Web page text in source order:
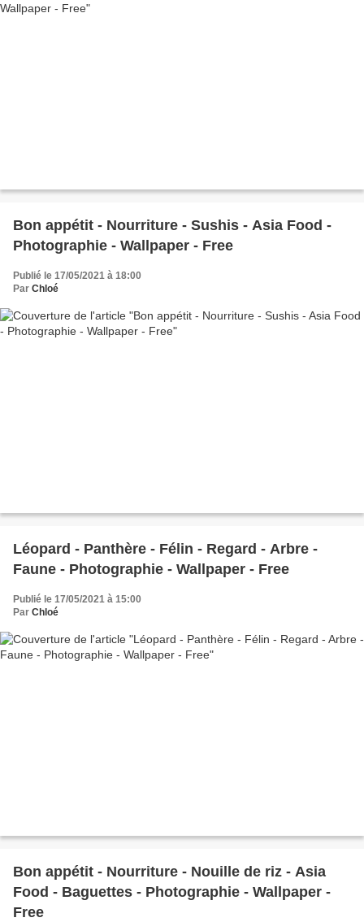
Bon appétit - Nourriture - Sushis - Asia Food -
Photographie - Wallpaper - Free
Publié le 17/05/2021 à 18:00
Par Chloé
Léopard - Panthère - Félin - Regard - Arbre -
Faune - Photographie - Wallpaper - Free
Publié le 17/05/2021 à 15:00
Par Chloé
Bon appétit - Nourriture - Nouille de riz - Asia
Food - Baguettes - Photographie - Wallpaper -
Free